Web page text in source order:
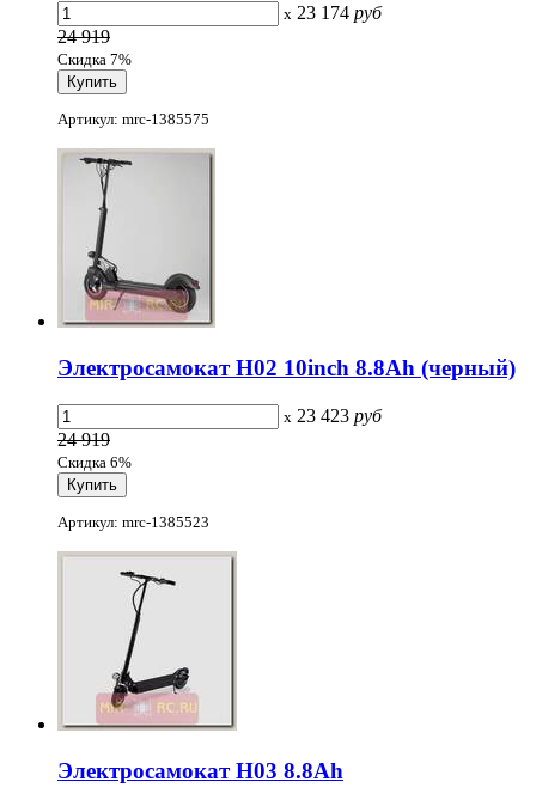
x 23 174 руб
24 919
Скидка 7%
Артикул: mrc-1385575
Электросамокат H02 10inch 8.8Ah (черный)
x 23 423 руб
24 919
Скидка 6%
Артикул: mrc-1385523
Электросамокат H03 8.8Ah